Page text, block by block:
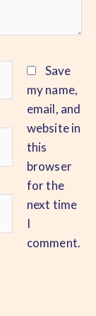
Save
my name,
email, and
website in
this
browser
for the
next time
I
comment.